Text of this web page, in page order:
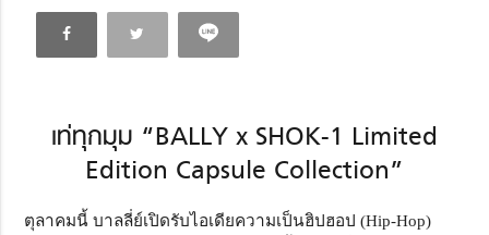
เท่ทุกมุม “BALLY x SHOK-1 Limited
Edition Capsule Collection”
ตุลาคมนี้ บาลลี่ย์เปิดรับไอเดียความเป็นฮิปฮอป (Hip-Hop)